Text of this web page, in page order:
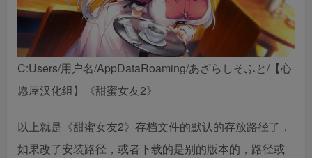
C:Users/用户名/AppDataRoaming/あざらしそふと/【心
愿屋汉化组】《甜蜜女友2》
以上就是《甜蜜女友2》存档文件的默认的存放路径了，
如果改了安装路径，或者下载的是别的版本的，路径或